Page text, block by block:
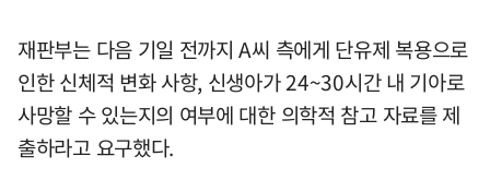
재판부는 다음 기일 전까지 A씨 측에게 단유제 복용으로
인한 신체적 변화 사항, 신생아가 24~30시간 내 기아로
사망할 수 있는지의 여부에 대한 의학적 참고 자료를 제
출하라고 요구했다.